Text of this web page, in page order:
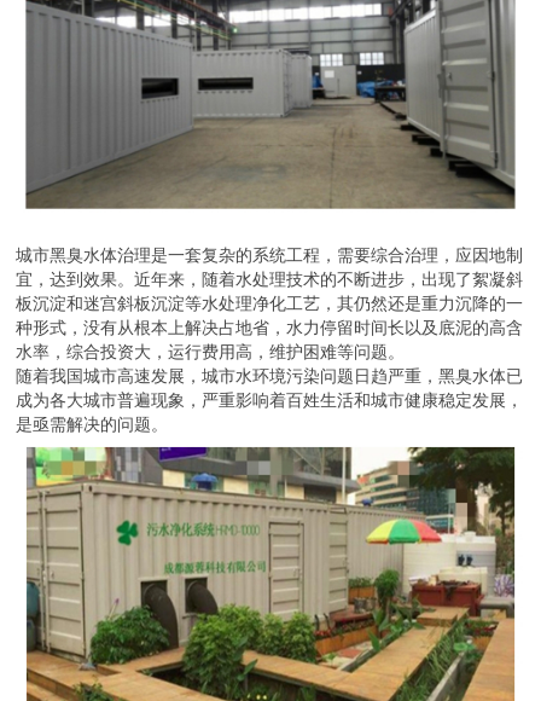
城市黑臭水体治理是一套复杂的系统工程，需要综合治理，应因地制
宜，达到效果。近年来，随着水处理技术的不断进步，出现了絮凝斜
板沉淀和迷宫斜板沉淀等水处理净化工艺，其仍然还是重力沉降的一
种形式，没有从根本上解决占地省，水力停留时间长以及底泥的高含
水率，综合投资大，运行费用高，维护困难等问题。
随着我国城市高速发展，城市水环境污染问题日趋严重，黑臭水体已
成为各大城市普遍现象，严重影响着百姓生活和城市健康稳定发展，
是亟需解决的问题。